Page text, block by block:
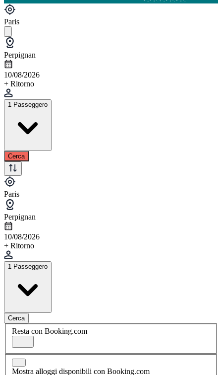
Paris
Perpignan
10/08/2026
+ Ritorno
1 Passeggero
Cerca
Paris
Perpignan
10/08/2026
+ Ritorno
1 Passeggero
Cerca
Resta con Booking.com
Mostra alloggi disponibili con Booking.com